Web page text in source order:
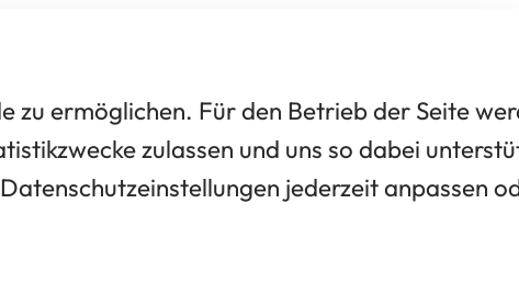
zu ermöglichen. Für den Betrieb der Seite
zulassen und uns so dabei
jederzeit anpassen